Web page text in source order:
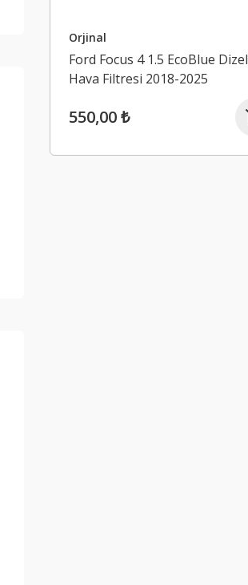
Orjinal
Ford Focus 4 1.5 EcoBlue Dizel
Hava Filtresi 2018-2025
550,00 ₺